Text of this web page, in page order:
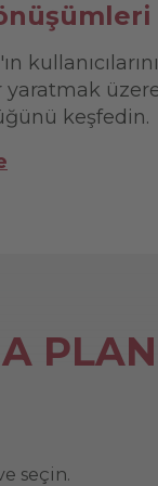
üzere
keşfedin.
seçin.